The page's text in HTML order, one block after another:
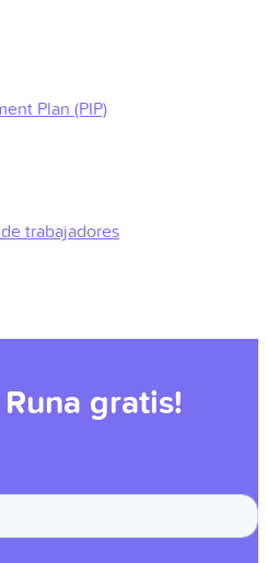
Plan (PIP)
trabajadores
Runa gratis!